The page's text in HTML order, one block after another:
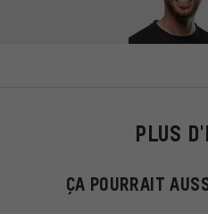
PLUS
ÇA POURRAIT